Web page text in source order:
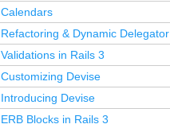
Calendars
Refactoring & Dynamic Delegator
Validations in Rails 3
Customizing Devise
Introducing Devise
ERB Blocks in Rails 3